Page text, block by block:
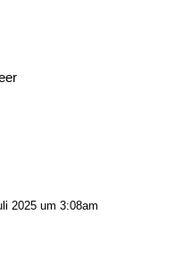
2025 um 3:08am